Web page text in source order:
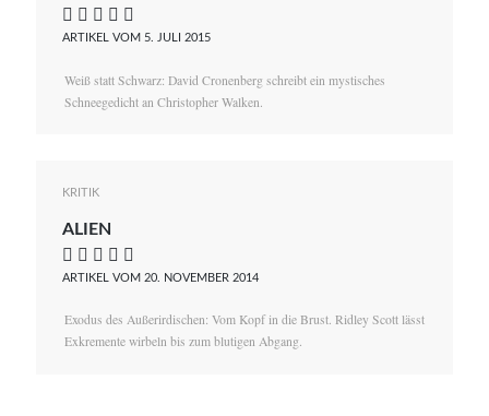
    
ARTIKEL VOM 5. JULI 2015
Weiß statt Schwarz: David Cronenberg schreibt ein mystisches
Schneegedicht an Christopher Walken.
KRITIK
ALIEN
    
ARTIKEL VOM 20. NOVEMBER 2014
Exodus des Außerirdischen: Vom Kopf in die Brust. Ridley Scott lässt
Exkremente wirbeln bis zum blutigen Abgang.